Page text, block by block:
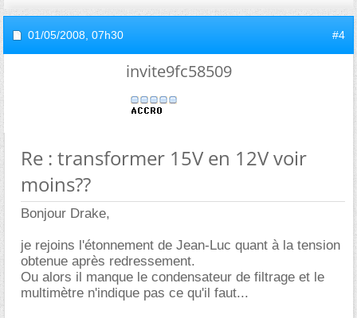
01/05/2008, 07h30 #4
invite9fc58509
Re : transformer 15V en 12V voir
moins??
Bonjour Drake,
je rejoins l'étonnement de Jean-Luc quant à la tension
obtenue après redressement.
Ou alors il manque le condensateur de filtrage et le
multimètre n'indique pas ce qu'il faut...